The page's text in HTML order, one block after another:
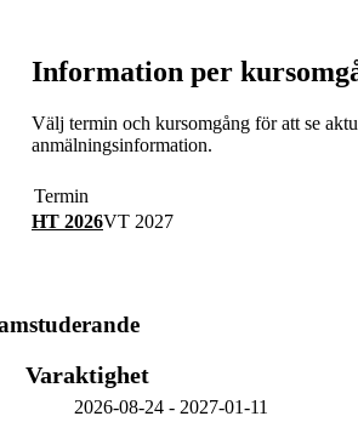
Information per
Välj termin och kursomgång för att se
anmälningsinformation.
Termin
HT 2026VT 2027
Varaktighet
2026-08-24- 2027-01-11